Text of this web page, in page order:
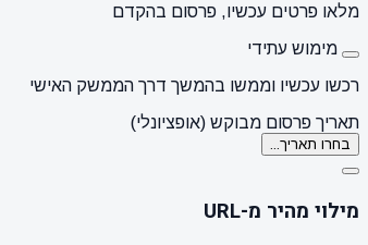
מלאו פרטים עכשיו, פרסום בהקדם
מימוש עתידי
רכשו עכשיו וממשו בהמשך דרך הממשק האישי
תאריך פרסום מבוקש (אופציונלי)
בחרו תאריך...
מילוי מהיר מ-URL